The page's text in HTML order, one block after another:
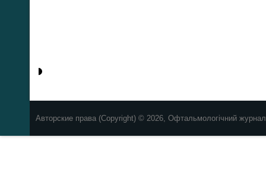
Авторские права (Copyright) © 2026, Офтальмологічний